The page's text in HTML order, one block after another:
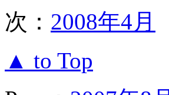
次： 2008年4月
▲ to Top